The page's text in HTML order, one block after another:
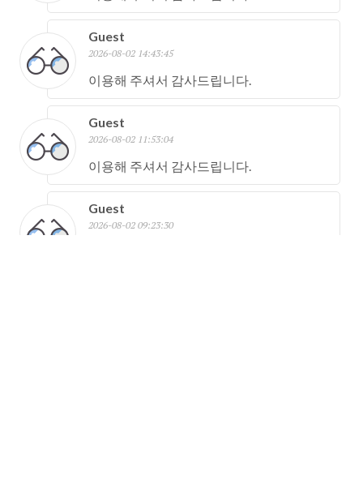
Guest
2026-08-02 14:43:45
이용해 주셔서 감사드립니다.
Guest
2026-08-02 11:53:04
이용해 주셔서 감사드립니다.
Guest
2026-08-02 09:23:30